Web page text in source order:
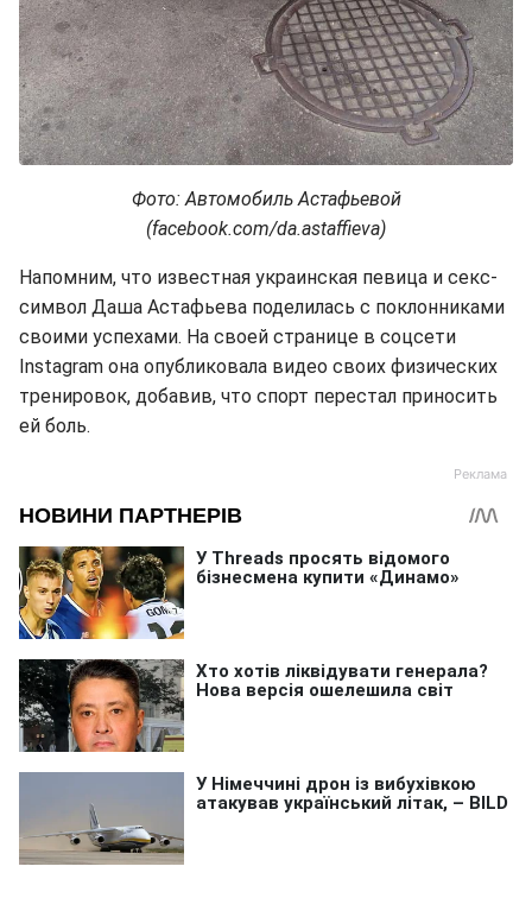
Фото: Автомобиль Астафьевой
(facebook.com/da.astaffieva)
Напомним, что известная украинская певица и секс-
символ Даша Астафьева поделилась с поклонниками
своими успехами. На своей странице в соцсети
Instagram она опубликовала видео своих физических
тренировок, добавив, что спорт перестал приносить
ей боль.